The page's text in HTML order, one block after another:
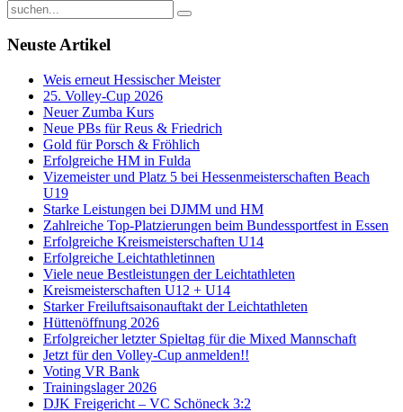
Neuste Artikel
Weis erneut Hessischer Meister
25. Volley-Cup 2026
Neuer Zumba Kurs
Neue PBs für Reus & Friedrich
Gold für Porsch & Fröhlich
Erfolgreiche HM in Fulda
Vizemeister und Platz 5 bei Hessenmeisterschaften Beach
U19
Starke Leistungen bei DJMM und HM
Zahlreiche Top-Platzierungen beim Bundessportfest in Essen
Erfolgreiche Kreismeisterschaften U14
Erfolgreiche Leichtathletinnen
Viele neue Bestleistungen der Leichtathleten
Kreismeisterschaften U12 + U14
Starker Freiluftsaisonauftakt der Leichtathleten
Hüttenöffnung 2026
Erfolgreicher letzter Spieltag für die Mixed Mannschaft
Jetzt für den Volley-Cup anmelden!!
Voting VR Bank
Trainingslager 2026
DJK Freigericht – VC Schöneck 3:2